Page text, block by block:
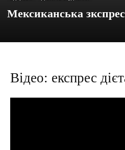
Мексиканська
Відео: експрес